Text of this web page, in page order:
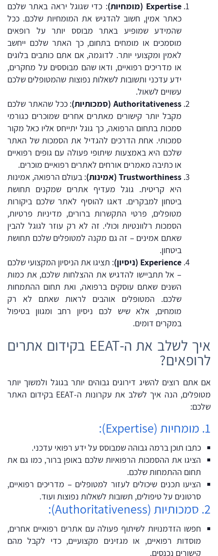
Expertise (מומחיות)
: כדי שגוגל יראה באתר שלכם
כאתר אמין, חשוב להדגיש את המומחיות שלכם. ככל
שהמידע שמופיע באתר מבוסס יותר על רופאים
מוסמכים או מומחים בתחום, כך האתר שלכם ייחשב
לאמין ומקצועי יותר. לדוגמה, אם אתם כותבים בלוגים
או מדריכים רפואיים, ודאו שהם מבוססים על מחקרים,
ידע עדכני ותשובות לשאלות נפוצות שהמטופלים שלכם
עשויים לשאול.
Authoritativeness (סמכותיות)
: ככל שהאתר שלכם
מקבל יותר קישורים מאתרים אחרים שמוכרים כגורמי
סמכות בתחום הרפואה, כך גוגל יתייחס אליו כאל מקור
סמכותי. אחת הדרכים להגדיל את הסמכות של האתר
שלכם היא באמצעות שיתופי פעולה עם גופים רפואיים
או כתיבה מאמרים אורחים לאתרים רפואיים מוכרים.
Trustworthiness (אמינות)
: בעולם הרפואה, אמינות
היא קריטית. גוגל מעדיף אתרים שמקנים תחושת
ביטחון למבקרים. דאגו להוסיף לאתר שלכם ביקורות
מטופלים, פרטי התקשרות ברורים, מדיניות פרטיות,
הסמכות רלוונטיות וכולי. זה לא רק עוזר לגוגל להבין
שאתם אמינים – זה גם מקנה למטופלים שלכם תחושת
ביטחון.
Experience (ניסיון)
: תציגו את הניסיון המקצועי שלכם
– אל תתביישו להדגיש את ההצלחות שלכם, את כמות
השנים שאתם עוסקים ברפואה, ואת תחום ההתמחות
שלכם. המטופלים אוהבים לראות שאתם לא רק
מומחים, אלא שיש לכם ניסיון רחב ומגוון בטיפול
במקרים דומים.
איך לשלב את ה-EEAT בקידום אתרים
לרופאים?
אם אתם רוצים להשיג דירוגים גבוהים יותר בגוגל ולמשוך יותר
מטופלים, הנה איך לשלב את עקרונות ה-EEAT בקידום האתר
שלכם:
1. מומחיות (Expertise):
כתבו תוכן ברמה גבוהה שמבוסס על ידע רפואי עדכני.
הציגו את ההסמכות הרפואיות שלכם באופן ברור, כמו גם את
תחום ההתמחות שלכם.
הציעו תכנים שיכולים לעזור למטופלים – מדריכים רפואיים,
סרטונים על טיפולים, תשובות לשאלות נפוצות ועוד.
2. סמכותיות (Authoritativeness):
חפשו הזדמנויות לשיתוף פעולה עם אתרים רפואיים אחרים,
מוסדות רפואיים, או מגזינים מקצועיים, כדי לקבל מהם
קישורים נכנסים.